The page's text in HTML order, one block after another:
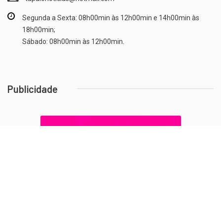
Segunda a Sexta: 08h00min às 12h00min e 14h00min às
18h00min;
Sábado: 08h00min às 12h00min.
Publicidade